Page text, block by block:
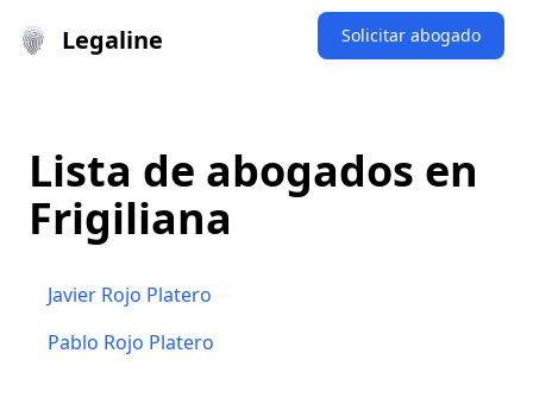
Legaline Solicitar abogado
Lista de abogados en
Frigiliana
Javier Rojo Platero
Pablo Rojo Platero